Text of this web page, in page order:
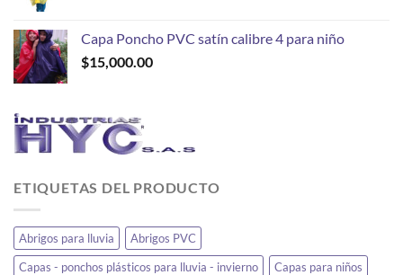
Capa Poncho PVC satín calibre 4 para niño
$15,000.00
ETIQUETAS DEL PRODUCTO
Abrigos para lluvia
Abrigos PVC
Capas - ponchos plásticos para lluvia - invierno
Capas para niños